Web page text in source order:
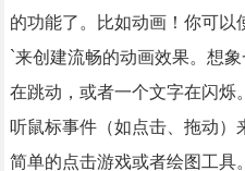
的功能了。比如动画！你可以
`来创建流畅的动画效果。想
在跳动，或者一个文字在闪烁
听鼠标事件（如点击、拖动）
简单的点击游戏或者绘图工具